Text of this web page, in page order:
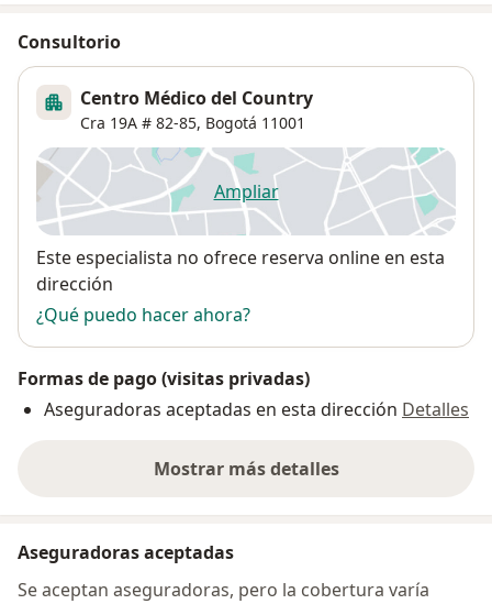
Consultorio
Centro Médico del Country
Cra 19A # 82-85, Bogotá 11001
Ampliarse abre en una nueva
Disponibilidad
Este especialista no ofrece reserva online en esta
dirección
¿Qué puedo hacer ahora?
Formas de pago (visitas privadas)
Aseguradoras aceptadas en esta dirección Detalles
Mostrar más detalles
sobre la dirección
Aseguradoras aceptadas
Se aceptan aseguradoras, pero la cobertura varía